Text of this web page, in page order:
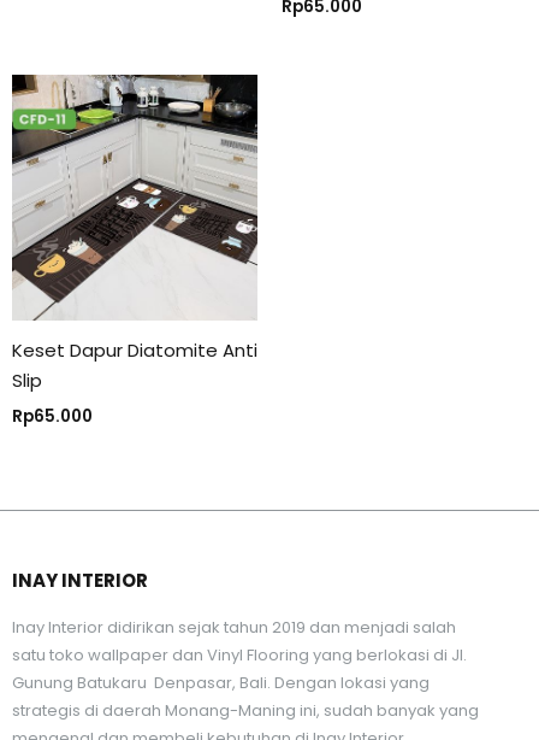
Rp65.000
Keset Dapur Diatomite Anti
Slip
Rp65.000
INAY INTERIOR
Inay Interior didirikan sejak tahun 2019 dan menjadi salah
satu toko wallpaper dan Vinyl Flooring yang berlokasi di Jl.
Gunung Batukaru Denpasar, Bali. Dengan lokasi yang
strategis di daerah Monang-Maning ini, sudah banyak yang